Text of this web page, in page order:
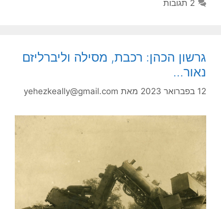
2 תגובות
גרשון הכהן: רכבת, מסילה וליברליזם
נאור…
12 בפברואר 2023 מאת yehezkeally@gmail.com